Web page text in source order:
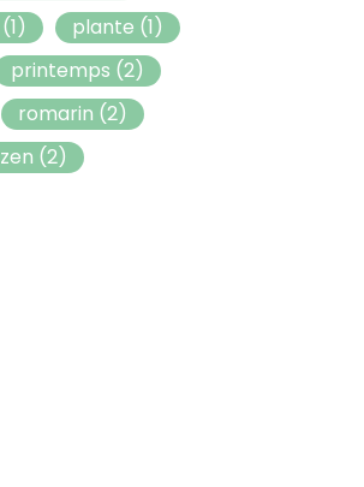
(1) plante (1)
printemps (2)
romarin (2)
zen (2)